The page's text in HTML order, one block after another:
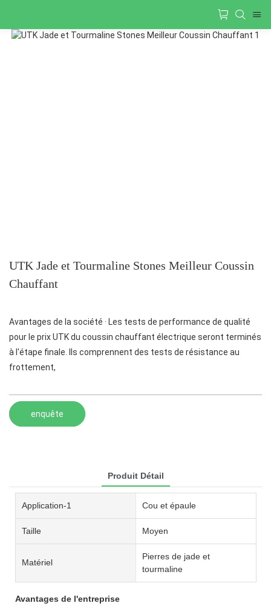
UTK Jade et Tourmaline Stones Meilleur Coussin
Chauffant
Avantages de la société · Les tests de performance de qualité
pour le prix UTK du coussin chauffant électrique seront terminés
à l'étape finale. Ils comprennent des tests de résistance au
frottement,
enquête
Produit Détail
Application-1 Cou et épaule
Taille Moyen
Matériel
Pierres de jade et
tourmaline
Avantages de l'entreprise